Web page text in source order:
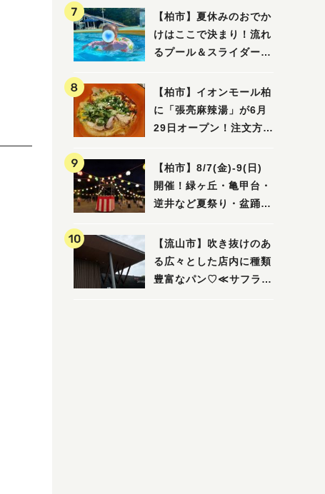
【柏市】夏休みのおでか
けはここで決まり！流れ
るプール＆スライダーに
ル」を親子で満喫してき
ました！
【柏市】イオンモール柏
に「張亮麻辣湯」が6月
29日オープン！注文方法
ビュー
【柏市】8/7(金)‐9(日)
開催！緑ヶ丘・亀甲台・
逆井など夏祭り・盆踊り
【流山市】吹き抜けのあ
る広々とした店内に種類
豊富なパン♡≪サフラン